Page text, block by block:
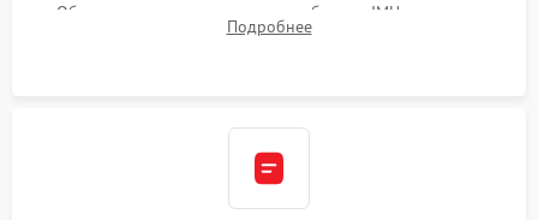
Обязательная программная калибровка IMU-сенсоров,
компаса, датчиков позиционирования и горизонта подвеса
Подробнее